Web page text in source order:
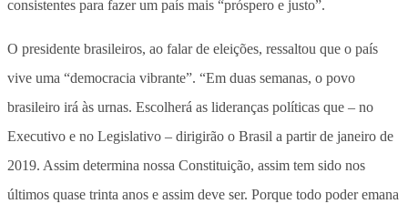
consistentes para fazer um país mais “próspero e justo”.
O presidente brasileiros, ao falar de eleições, ressaltou que o país
vive uma “democracia vibrante”. “Em duas semanas, o povo
brasileiro irá às urnas. Escolherá as lideranças políticas que – no
Executivo e no Legislativo – dirigirão o Brasil a partir de janeiro de
2019. Assim determina nossa Constituição, assim tem sido nos
últimos quase trinta anos e assim deve ser. Porque todo poder emana